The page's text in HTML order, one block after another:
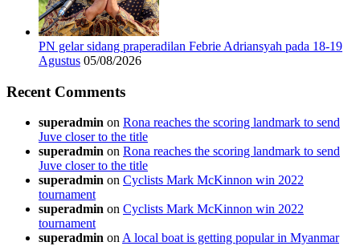
PN gelar sidang praperadilan Febrie Adriansyah pada 18-19
Agustus 05/08/2026
Recent Comments
superadmin on Rona reaches the scoring landmark to send
Juve closer to the title
superadmin on Rona reaches the scoring landmark to send
Juve closer to the title
superadmin on Cyclists Mark McKinnon win 2022
tournament
superadmin on Cyclists Mark McKinnon win 2022
tournament
superadmin on A local boat is getting popular in Myanmar